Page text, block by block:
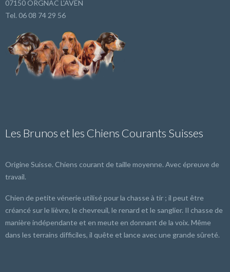
07150 ORGNAC L'AVEN
Tel. 06 08 74 29 56
Les Brunos et les Chiens Courants Suisses
Origine Suisse. Chiens courant de taille moyenne. Avec épreuve de
travail.
Chien de petite vénerie utilisé pour la chasse à tir ; il peut être
créancé sur le lièvre, le chevreuil, le renard et le sanglier. Il chasse de
manière indépendante et en meute en donnant de la voix. Même
dans les terrains difficiles, il quête et lance avec une grande sûreté.